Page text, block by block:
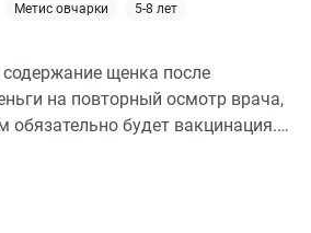
Метис овчарки 5-8 лет
щенка после
на повторный осмотр врача,
будет вакцинация.
машина. Перелом лапки и